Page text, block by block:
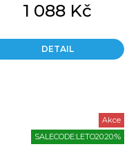
1 088 Kč
DETAIL
Akce
SALECODE:LETO20:20:%